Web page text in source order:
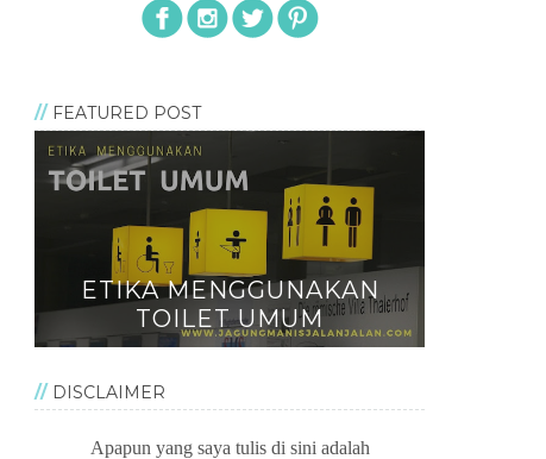
FEATURED POST
ETIKA MENGGUNAKAN
TOILET UMUM
DISCLAIMER
Apapun yang saya tulis di sini adalah